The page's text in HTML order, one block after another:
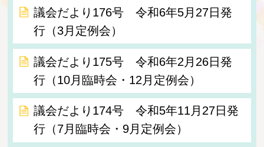
議会だより176号 令和6年5月27日発
行（3月定例会）
議会だより175号 令和6年2月26日発
行（10月臨時会・12月定例会）
議会だより174号 令和5年11月27日発
行（7月臨時会・9月定例会）